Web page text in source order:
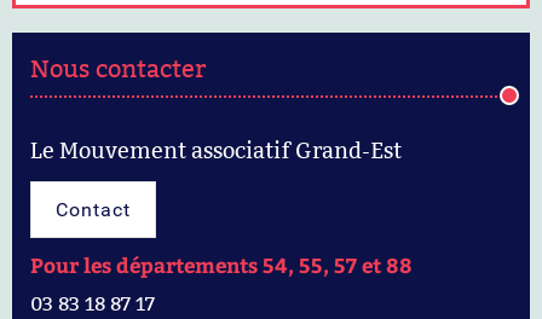
Nous contacter
Le Mouvement associatif Grand-Est
Contact
Pour les départements 54, 55, 57 et 88
03 83 18 87 17